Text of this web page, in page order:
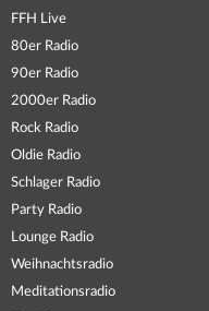
FFH Live
80er Radio
90er Radio
2000er Radio
Rock Radio
Oldie Radio
Schlager Radio
Party Radio
Lounge Radio
Weihnachtsradio
Meditationsradio